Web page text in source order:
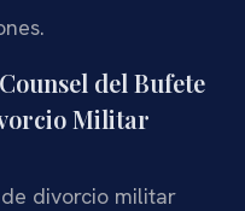
del Bufete
Militar
divorcio militar